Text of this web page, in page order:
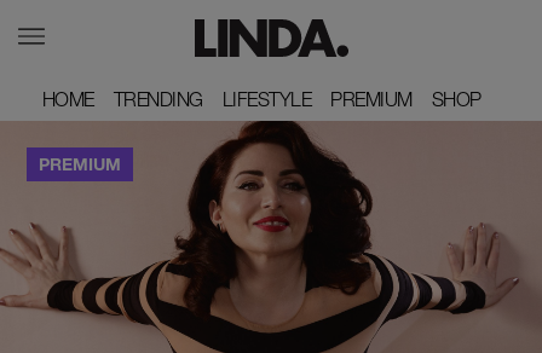
HOME
HOME TRENDING
TRENDING LIFESTYLE
LIFESTYLE PREMIUM
PREMIUM SHOP
SHOP